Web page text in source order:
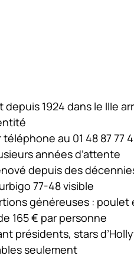
1924 dans le IIIe
au 01 48 87
années d’attente
depuis des
77-48 visible
généreuses : poulet
165 € par personne
présidents, stars
seulement